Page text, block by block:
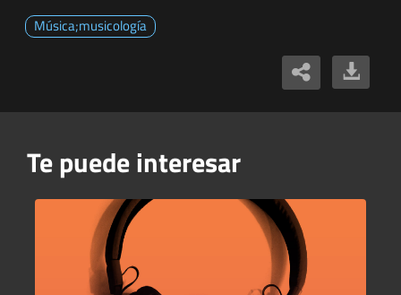
Música;musicología
Te puede interesar